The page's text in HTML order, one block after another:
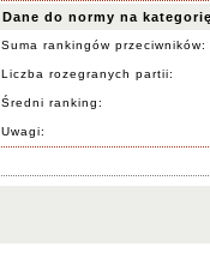
Dane do normy na
Suma rankingów przeciwników:
Liczba rozegranych partii:
Średni ranking:
Uwagi: